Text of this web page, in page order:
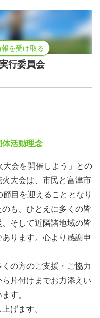
を受け取る
行委員会
活動理念
会を開催しよう」との
大会は、市民と富津市
目を迎えることとなり
も、ひとえに多くの皆
そして近隣諸地域の皆
ります。心より感謝申
の方のご支援・ご協力
片付けまでお力添えい
す。
げます。